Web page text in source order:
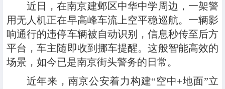
近日，在南京建邺区中华中学周边，一架警
用无人机正在早高峰车流上空平稳巡航。一辆影
响通行的违停车辆被自动识别，信息秒传至后方
平台，车主随即收到挪车提醒。这般智能高效的
场景，如今已是南京街头警务的日常。
近年来，南京公安着力构建“空中+地面”立